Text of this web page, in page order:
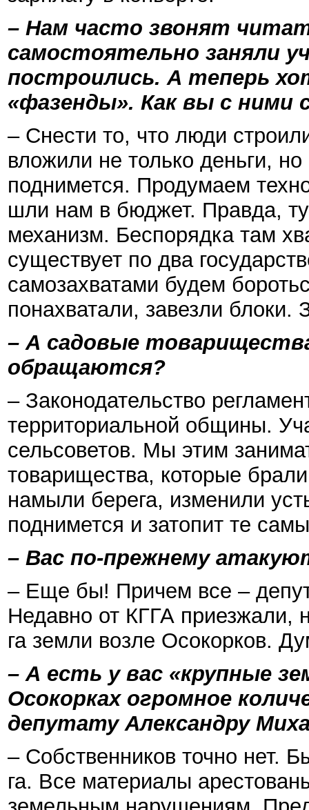
– Нам часто звонят
самостоятельно заняли
построились. А теперь
«фазенды». Как вы с ними
– Снести то, что люди
вложили не только деньги,
поднимется. Продумаем
шли нам в бюджет. Правда,
механизм. Беспорядка там
существует по два
самозахватами будем
понахватали, завезли
– А садовые
обращаются?
– Законодательство
территориальной общины.
сельсоветов. Мы этим
товарищества, которые
намыли берега, изменили
поднимется и затопит те
– Вас по-прежнему
– Еще бы! Причем все –
Недавно от КГГА приезжали,
га земли возле Осокорков.
– А есть у вас «крупные
Осокорках огромное
депутату Александру
– Собственников точно нет.
га. Все материалы